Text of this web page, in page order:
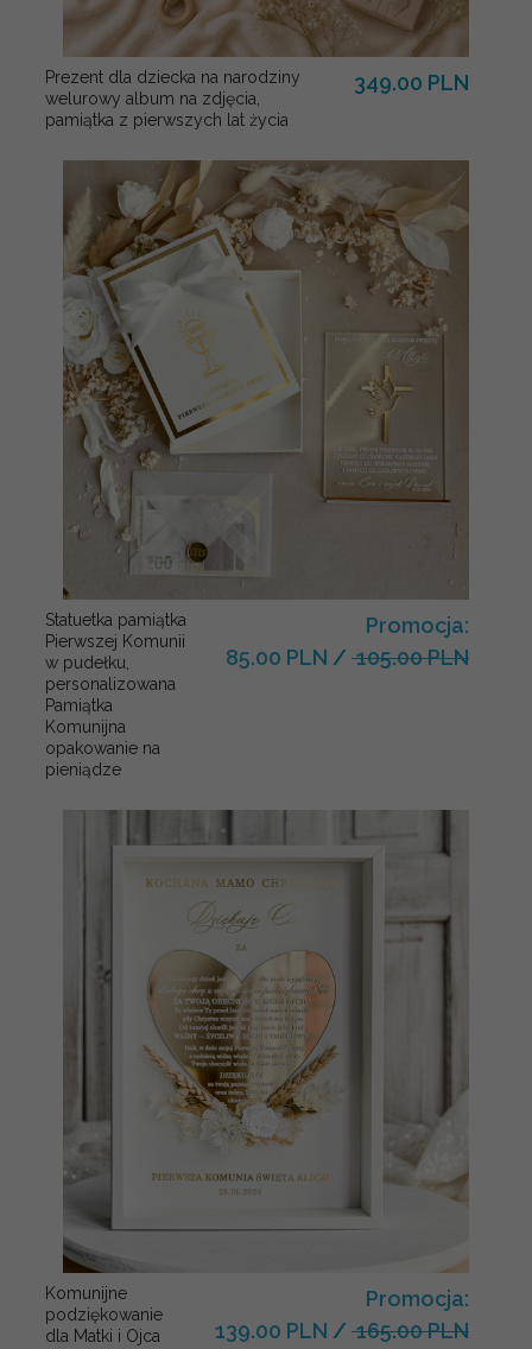
Prezent dla dziecka na narodziny
welurowy album na zdjęcia,
pamiątka z pierwszych lat życia
349.00 PLN
Statuetka pamiątka
Pierwszej Komunii
w pudełku,
personalizowana
Pamiątka
Komunijna
opakowanie na
pieniądze
Promocja:
85.00 PLN / 105.00 PLN
Komunijne
podziękowanie
dla Matki i Ojca
Promocja:
139.00 PLN / 165.00 PLN